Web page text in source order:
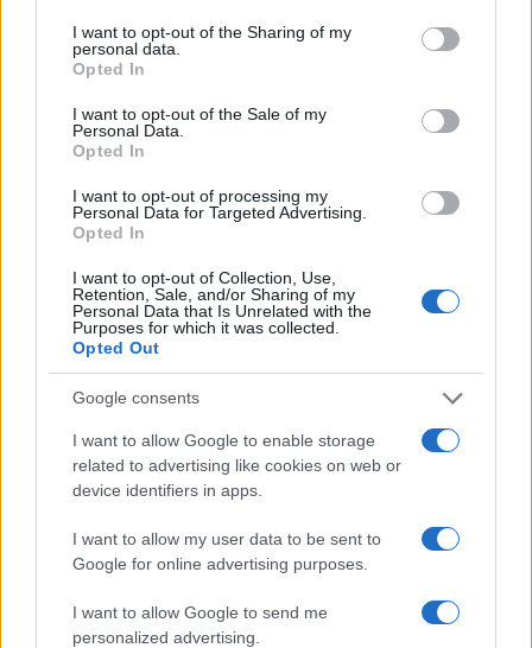
not limited to your visit or usage behaviour. You may click to
grant or deny consent to Google and its third-party tags to
use your data for below specified purposes in below Google
consent section.
I want to opt-out of the Sharing of my
personal data.
Opted In
I want to opt-out of the Sale of my
Personal Data.
Opted In
I want to opt-out of processing my
Personal Data for Targeted Advertising.
Opted In
I want to opt-out of Collection, Use,
Retention, Sale, and/or Sharing of my
Personal Data that Is Unrelated with the
Purposes for which it was collected.
Opted Out
Google consents
I want to allow Google to enable storage
related to advertising like cookies on web or
device identifiers in apps.
I want to allow my user data to be sent to
Google for online advertising purposes.
I want to allow Google to send me
personalized advertising.
À lire aussi